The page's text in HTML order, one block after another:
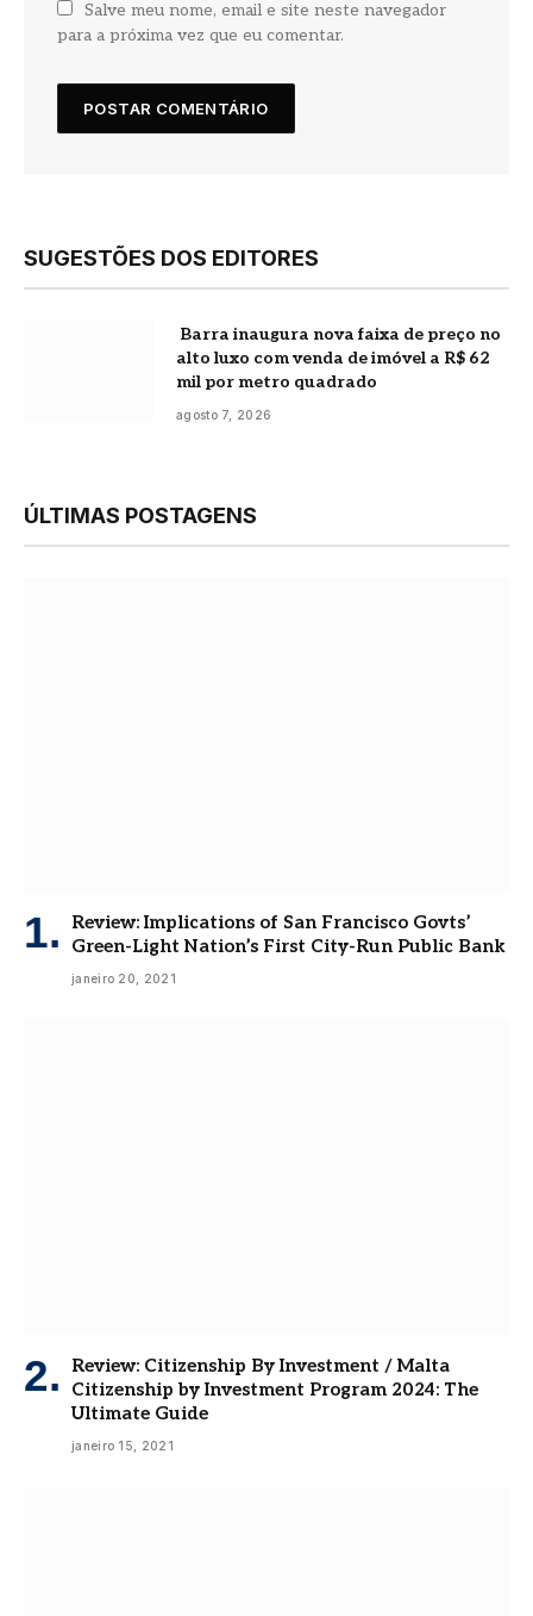
Salve meu nome, email e site neste navegador
para a próxima vez que eu comentar.
SUGESTÕES DOS EDITORES
Barra inaugura nova faixa de preço no
alto luxo com venda de imóvel a R$ 62
mil por metro quadrado
agosto 7, 2026
ÚLTIMAS POSTAGENS
Review: Implications of San Francisco Govts’
Green-Light Nation’s First City-Run Public Bank
janeiro 20, 2021
Review: Citizenship By Investment / Malta
Citizenship by Investment Program 2024: The
Ultimate Guide
janeiro 15, 2021